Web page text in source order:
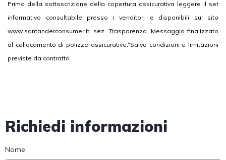
Prima della sottoscrizione della copertura assicurativa leggere il set
informativo consultabile presso i venditori e disponibili sul sito
www.santanderconsumer.it, sez. Trasparenza. Messaggio finalizzato
al collocamento di polizze assicurative.*Salvo condizioni e limitazioni
previste da contratto
Richiedi informazioni
Nome